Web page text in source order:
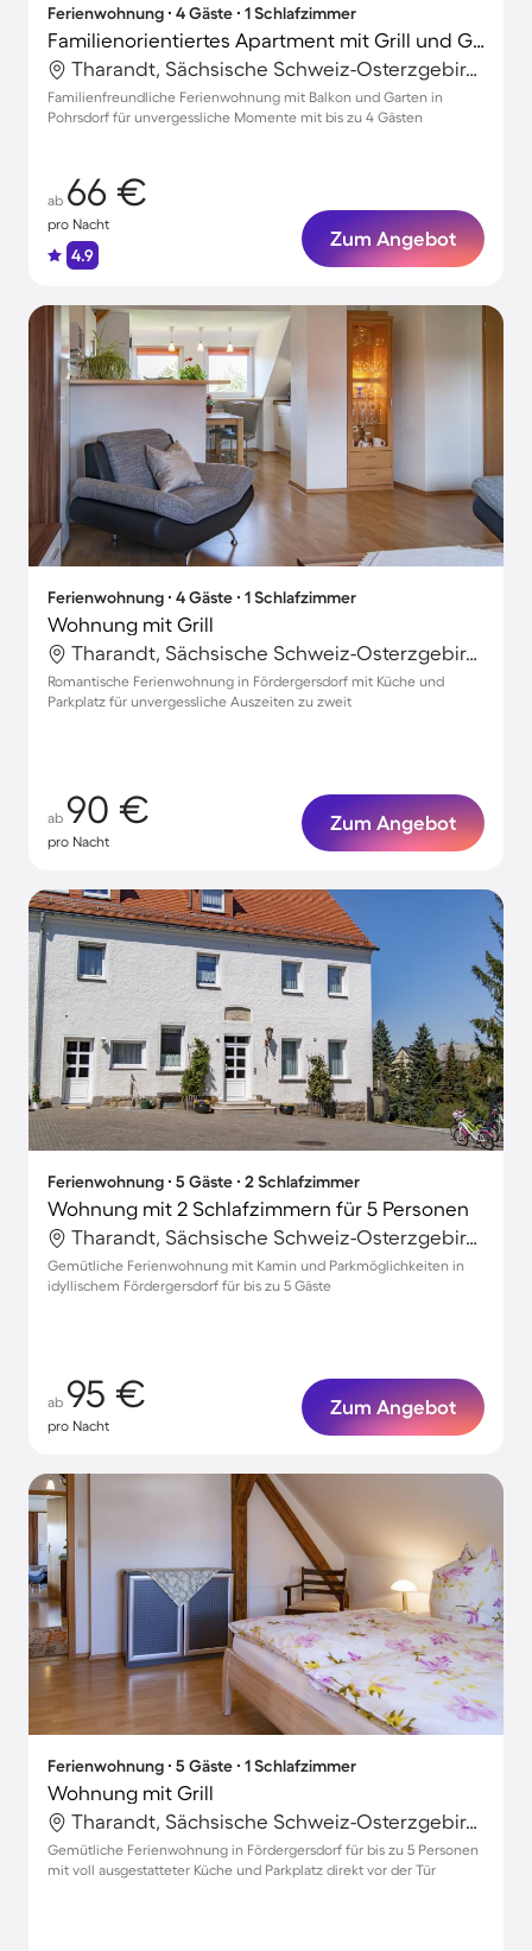
Ferienwohnung ∙ 4 Gäste ∙ 1 Schlafzimmer
Familienorientiertes Apartment mit Grill und Garten | Perfekt für die Arbeit von Zuhause
Tharandt, Sächsische Schweiz-Osterzgebirge, Deutschland
Familienfreundliche Ferienwohnung mit Balkon und Garten in
Pohrsdorf für unvergessliche Momente mit bis zu 4 Gästen
ab 66 €
pro Nacht
4.9
Zum Angebot
Ferienwohnung ∙ 4 Gäste ∙ 1 Schlafzimmer
Wohnung mit Grill
Tharandt, Sächsische Schweiz-Osterzgebirge, Deutschland
Romantische Ferienwohnung in Fördergersdorf mit Küche und
Parkplatz für unvergessliche Auszeiten zu zweit
ab 90 €
pro Nacht
Zum Angebot
Ferienwohnung ∙ 5 Gäste ∙ 2 Schlafzimmer
Wohnung mit 2 Schlafzimmern für 5 Personen
Tharandt, Sächsische Schweiz-Osterzgebirge, Deutschland
Gemütliche Ferienwohnung mit Kamin und Parkmöglichkeiten in
idyllischem Fördergersdorf für bis zu 5 Gäste
ab 95 €
pro Nacht
Zum Angebot
Ferienwohnung ∙ 5 Gäste ∙ 1 Schlafzimmer
Wohnung mit Grill
Tharandt, Sächsische Schweiz-Osterzgebirge, Deutschland
Gemütliche Ferienwohnung in Fördergersdorf für bis zu 5 Personen
mit voll ausgestatteter Küche und Parkplatz direkt vor der Tür